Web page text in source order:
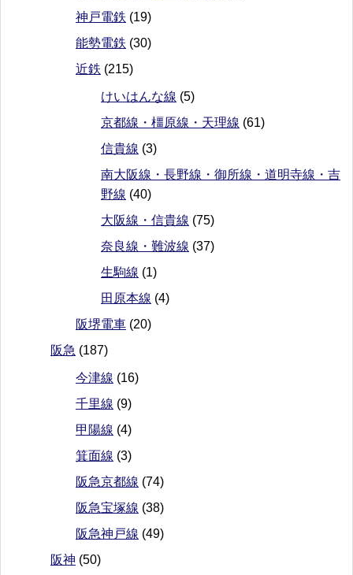
神戸電鉄 (19)
能勢電鉄 (30)
近鉄 (215)
けいはんな線 (5)
京都線・橿原線・天理線 (61)
信貴線 (3)
南大阪線・長野線・御所線・道明寺線・吉
野線 (40)
大阪線・信貴線 (75)
奈良線・難波線 (37)
生駒線 (1)
田原本線 (4)
阪堺電車 (20)
阪急 (187)
今津線 (16)
千里線 (9)
甲陽線 (4)
箕面線 (3)
阪急京都線 (74)
阪急宝塚線 (38)
阪急神戸線 (49)
阪神 (50)